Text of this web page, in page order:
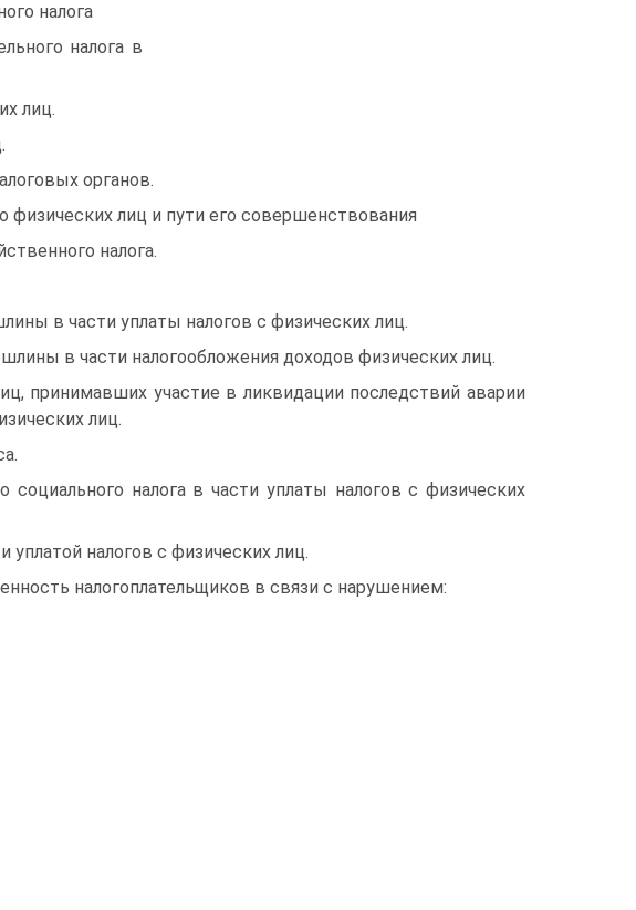
налога
налога в
лиц.
органов.
физических лиц и пути его совершенствования
налога.
в части уплаты налогов с физических лиц.
в части налогообложения доходов физических лиц.
принимавших участие в ликвидации последствий аварии
лиц.
социального налога в части уплаты налогов с физических
уплатой налогов с физических лиц.
налогоплательщиков в связи с нарушением: